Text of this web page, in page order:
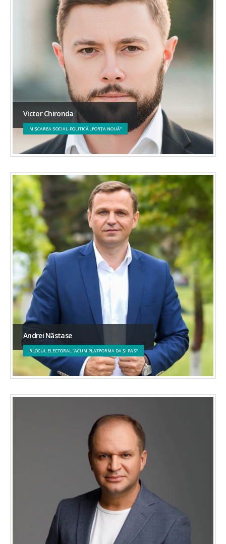
Victor Chironda
MIȘCAREA SOCIAL-POLITICĂ „FORȚA NOUĂ”
Andrei Năstase
BLOCUL ELECTORAL ”ACUM PLATFORMA DA ȘI PAS”